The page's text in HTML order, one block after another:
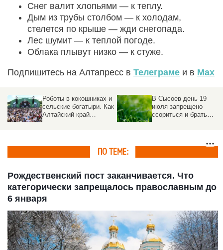
Снег валит хлопьями — к теплу.
Дым из трубы столбом — к холодам,
стелется по крыше — жди снегопада.
Лес шумит — к теплой погоде.
Облака плывут низко — к стуже.
Подпишитесь на Алтапресс в Телеграме и в Max
Роботы в кокошниках и
сельские богатыри. Как
Алтайский край
В Сысоев день 19
июля запрещено
ссориться и брать
ПО ТЕМЕ:
Рождественский пост заканчивается. Что
категорически запрещалось православным до
6 января